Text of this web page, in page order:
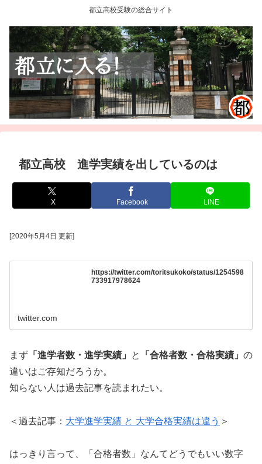
都立高校受験の総合サイト
都立高校 進学実績を出しているのは
X Facebook LINE
[2020年5月4日 更新]
https://twitter.com/toritsukoko/status/1254598
733917978624
twitter.com
まず 「進学者数・進学実績」 と 「合格者数・合格実績」 の
違いはご存知だろうか。
知らない人は過去記事を読まれたい。
＜過去記事： 大学進学実績 と 大学合格実績は違う ＞
はっきり言って、「合格者数」なんてどうでもいい数字